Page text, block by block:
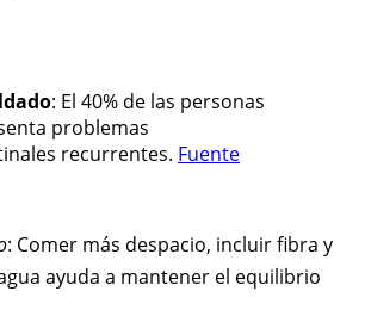
: El 40% de las personas
problemas
recurrentes. Fuente
: Comer más despacio, incluir fibra y
ayuda a mantener el equilibrio